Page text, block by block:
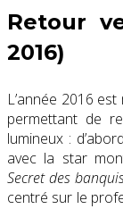
Retour
2016)
L’année 2016
permettant de
lumineux :
avec la star
Secret des
centré sur le